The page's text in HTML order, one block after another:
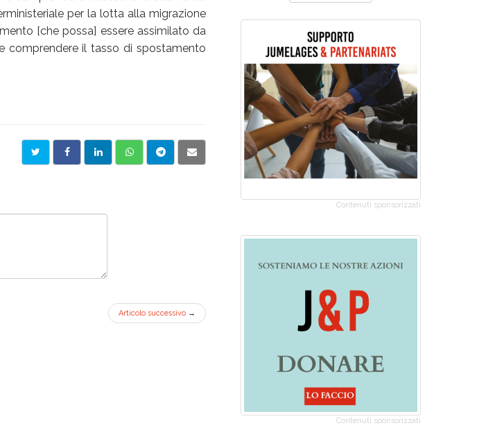
per la lotta alla migrazione
[che possa] essere assimilato da
comprendere il tasso di spostamento
Articolo successivo →
Contenuti sponsorizzati
Contenuti sponsorizzati